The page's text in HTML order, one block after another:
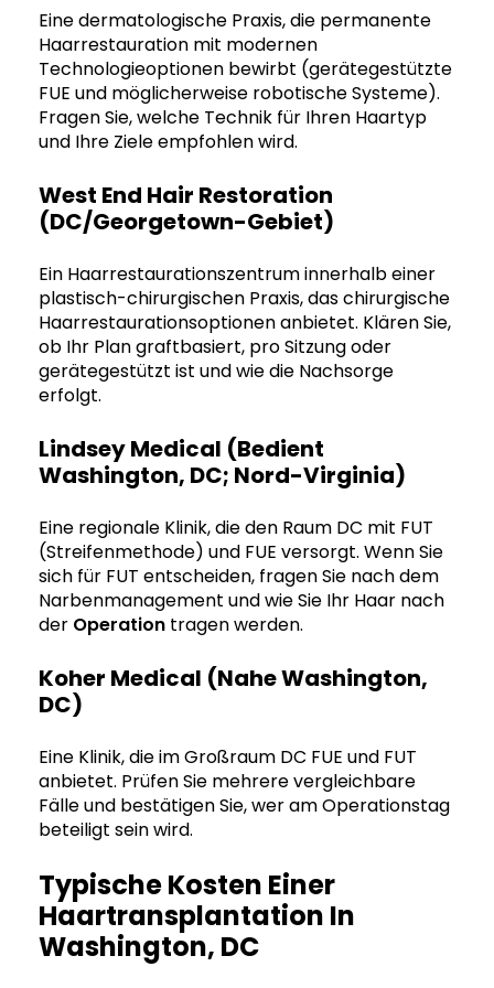
Eine dermatologische Praxis, die permanente
Haarrestauration mit modernen
Technologieoptionen bewirbt (gerätegestützte
FUE und möglicherweise robotische Systeme).
Fragen Sie, welche Technik für Ihren Haartyp
und Ihre Ziele empfohlen wird.
West End Hair Restoration
(DC/Georgetown-Gebiet)
Ein Haarrestaurationszentrum innerhalb einer
plastisch-chirurgischen Praxis, das chirurgische
Haarrestaurationsoptionen anbietet. Klären Sie,
ob Ihr Plan graftbasiert, pro Sitzung oder
gerätegestützt ist und wie die Nachsorge
erfolgt.
Lindsey Medical (bedient
Washington, DC; Nord-Virginia)
Eine regionale Klinik, die den Raum DC mit FUT
(Streifenmethode) und FUE versorgt. Wenn Sie
sich für FUT entscheiden, fragen Sie nach dem
Narbenmanagement und wie Sie Ihr Haar nach
der Operation tragen werden.
Koher Medical (nahe Washington,
DC)
Eine Klinik, die im Großraum DC FUE und FUT
anbietet. Prüfen Sie mehrere vergleichbare
Fälle und bestätigen Sie, wer am Operationstag
beteiligt sein wird.
Typische Kosten Einer
Haartransplantation In
Washington, DC